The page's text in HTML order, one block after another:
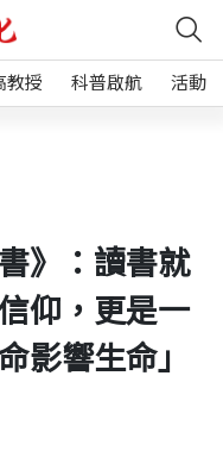
教授 科普啟航 活動
》：讀書就
仰，更是一
影響生命」